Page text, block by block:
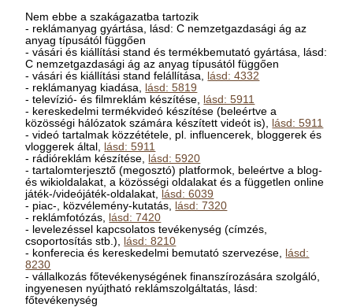
Nem ebbe a szakágazatba tartozik
- reklámanyag gyártása, lásd: C nemzetgazdasági ág az
anyag típusától függően
- vásári és kiállítási stand és termékbemutató gyártása, lásd:
C nemzetgazdasági ág az anyag típusától függően
- vásári és kiállítási stand felállítása, lásd: 4332
- reklámanyag kiadása, lásd: 5819
- televízió- és filmreklám készítése, lásd: 5911
- kereskedelmi termékvideó készítése (beleértve a
közösségi hálózatok számára készített videót is), lásd: 5911
- videó tartalmak közzététele, pl. influencerek, bloggerek és
vloggerek által, lásd: 5911
- rádióreklám készítése, lásd: 5920
- tartalomterjesztő (megosztó) platformok, beleértve a blog-
és wikioldalakat, a közösségi oldalakat és a független online
játék-/videójáték-oldalakat, lásd: 6039
- piac-, közvélemény-kutatás, lásd: 7320
- reklámfotózás, lásd: 7420
- levelezéssel kapcsolatos tevékenység (címzés,
csoportosítás stb.), lásd: 8210
- konferecia és kereskedelmi bemutató szervezése, lásd:
8230
- vállalkozás főtevékenységének finanszírozására szolgáló,
ingyenesen nyújtható reklámszolgáltatás, lásd:
főtevékenység